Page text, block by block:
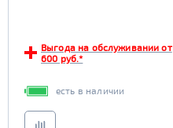
Выгода на обслуживании от
600 руб.*
есть в наличии